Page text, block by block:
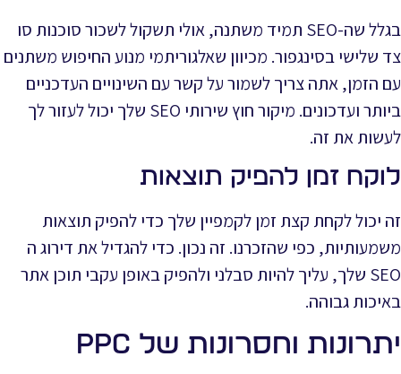
בגלל שה-SEO תמיד משתנה, אולי תשקול לשכור סוכנות סו
צד שלישי בסינגפור. מכיוון שאלגוריתמי מנוע החיפוש משתנים
עם הזמן, אתה צריך לשמור על קשר עם השינויים העדכניים
ביותר ועדכונים. מיקור חוץ שירותי SEO שלך יכול לעזור לך
לעשות את זה.
לוקח זמן להפיק תוצאות
זה יכול לקחת קצת זמן לקמפיין שלך כדי להפיק תוצאות
משמעותיות, כפי שהזכרנו. זה נכון. כדי להגדיל את דירוג ה
SEO שלך, עליך להיות סבלני ולהפיק באופן עקבי תוכן אתר
באיכות גבוהה.
יתרונות וחסרונות של PPC